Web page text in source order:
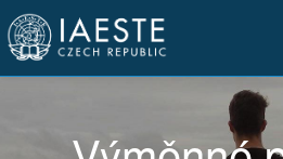
Přejít
hlavnímu
obsahu